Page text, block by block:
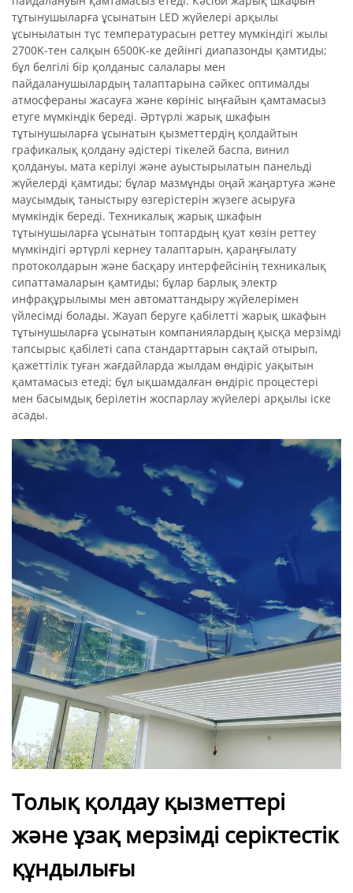
тұтынушыларға ұсынатын LED жүйелері арқылы
ұсынылатын түс температурасын реттеу мүмкіндігі жылы
2700K-тен салқын 6500K-ке дейінгі диапазонды қамтиды;
бұл белгілі бір қолданыс салалары мен
пайдаланушылардың талаптарына сәйкес оптималды
атмосфераны жасауға және көрініс ыңғайын қамтамасыз
етуге мүмкіндік береді. Әртүрлі жарық шкафын
тұтынушыларға ұсынатын қызметтердің қолдайтын
графикалық қолдану әдістері тікелей баспа, винил
қолдануы, мата керілуі және ауыстырылатын панельді
жүйелерді қамтиды; бұлар мазмұнды оңай жаңартуға және
маусымдық таныстыру өзгерістерін жүзеге асыруға
мүмкіндік береді. Техникалық жарық шкафын
тұтынушыларға ұсынатын топтардың қуат көзін реттеу
мүмкіндігі әртүрлі кернеу талаптарын, қараңғылату
протоколдарын және басқару интерфейсінің техникалық
сипаттамаларын қамтиды; бұлар барлық электр
инфрақұрылымы мен автоматтандыру жүйелерімен
үйлесімді болады. Жауап беруге қабілетті жарық шкафын
тұтынушыларға ұсынатын компаниялардың қысқа мерзімді
тапсырыс қабілеті сапа стандарттарын сақтай отырып,
қажеттілік туған жағдайларда жылдам өндіріс уақытын
қамтамасыз етеді; бұл ықшамдалған өндіріс процестері
мен басымдық берілетін жоспарлау жүйелері арқылы іске
асады.
Толық қолдау қызметтері
және ұзақ мерзімді серіктестік
құндылығы